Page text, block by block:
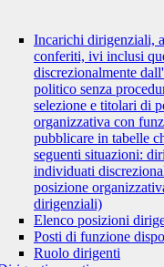
Incarichi dirigenziali,
conferiti, ivi inclusi
discrezionalmente
politico senza
selezione e titolari di
organizzativa con
pubblicare in tabelle
seguenti situazioni:
individuati
posizione
dirigenziali)
Elenco posizioni
Posti di funzione
Ruolo dirigenti